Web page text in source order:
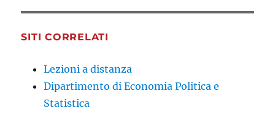
SITI CORRELATI
Lezioni a distanza
Dipartimento di Economia Politica e
Statistica